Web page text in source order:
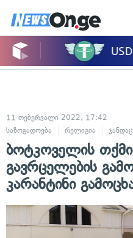
11 თებერვალი 2022, 17:42
საზოგადოება
რელიგია
ბოტკოველის
გავრცელების
კარანტინი